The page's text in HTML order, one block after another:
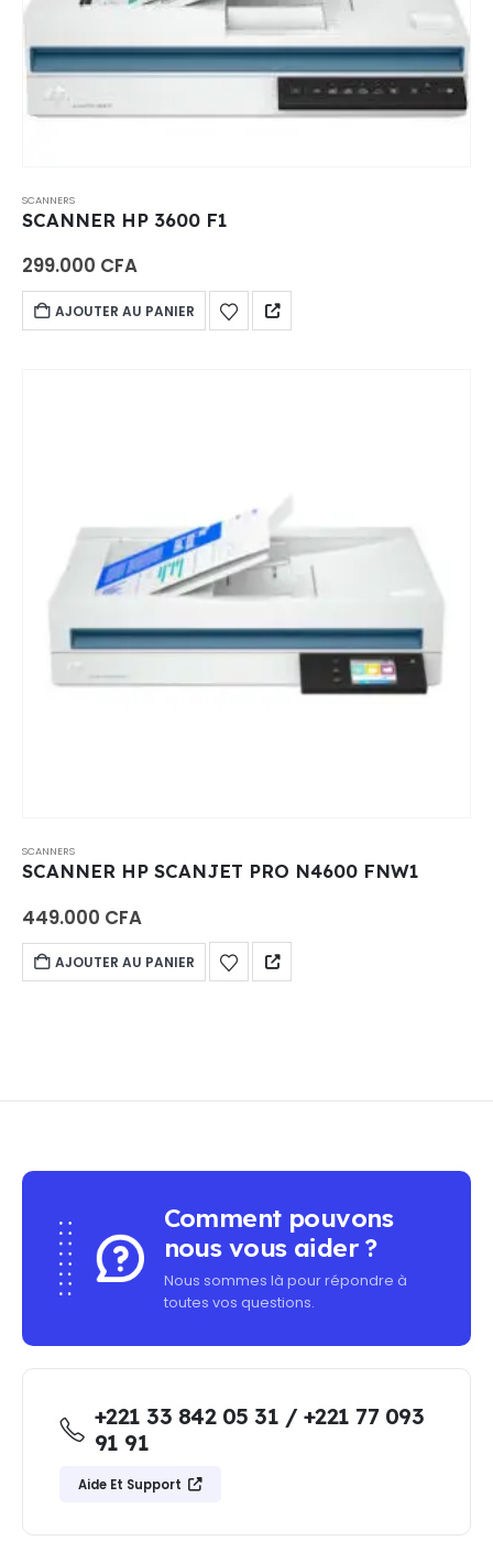
SCANNERS
SCANNER HP 3600 F1
299.000 CFA
AJOUTER AU PANIER
SCANNERS
SCANNER HP SCANJET PRO N4600 FNW1
449.000 CFA
AJOUTER AU PANIER
Comment pouvons
nous vous aider ?
Nous sommes là pour répondre à
toutes vos questions.
+221 33 842 05 31 / +221 77 093
91 91
Aide Et Support